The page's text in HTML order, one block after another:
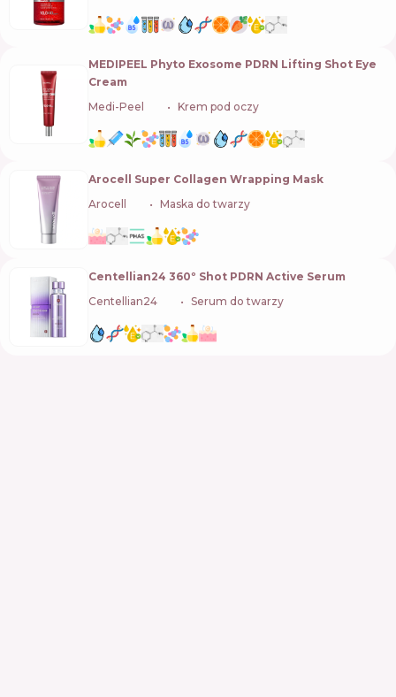
MEDIPEEL Phyto Exosome PDRN Lifting Shot Eye
Cream
Medi-Peel
Krem pod oczy
Arocell Super Collagen Wrapping Mask
Arocell
Maska do twarzy
Centellian24 360º Shot PDRN Active Serum
Centellian24
Serum do twarzy